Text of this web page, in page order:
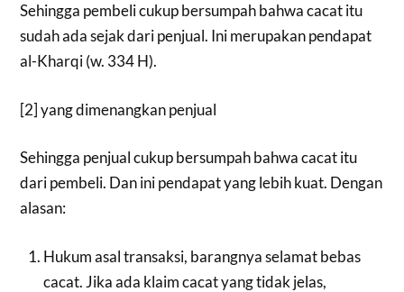
Sehingga pembeli cukup bersumpah bahwa cacat itu
sudah ada sejak dari penjual. Ini merupakan pendapat
al-Kharqi (w. 334 H).
[2] yang dimenangkan penjual
Sehingga penjual cukup bersumpah bahwa cacat itu
dari pembeli. Dan ini pendapat yang lebih kuat. Dengan
alasan:
Hukum asal transaksi, barangnya selamat bebas
cacat. Jika ada klaim cacat yang tidak jelas,